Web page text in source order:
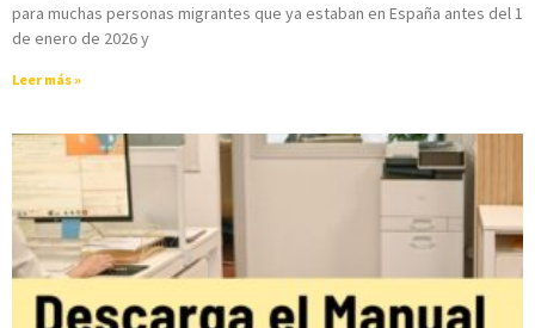
para muchas personas migrantes que ya estaban en España antes del 1
de enero de 2026 y
Leer más »